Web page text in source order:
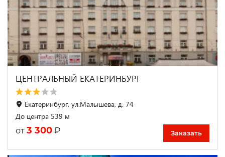
ЦЕНТРАЛЬНЫЙ ЕКАТЕРИНБУРГ
Екатеринбург, ул.Малышева, д. 74
До центра 539 м
от 3 300 ₽ Заказать